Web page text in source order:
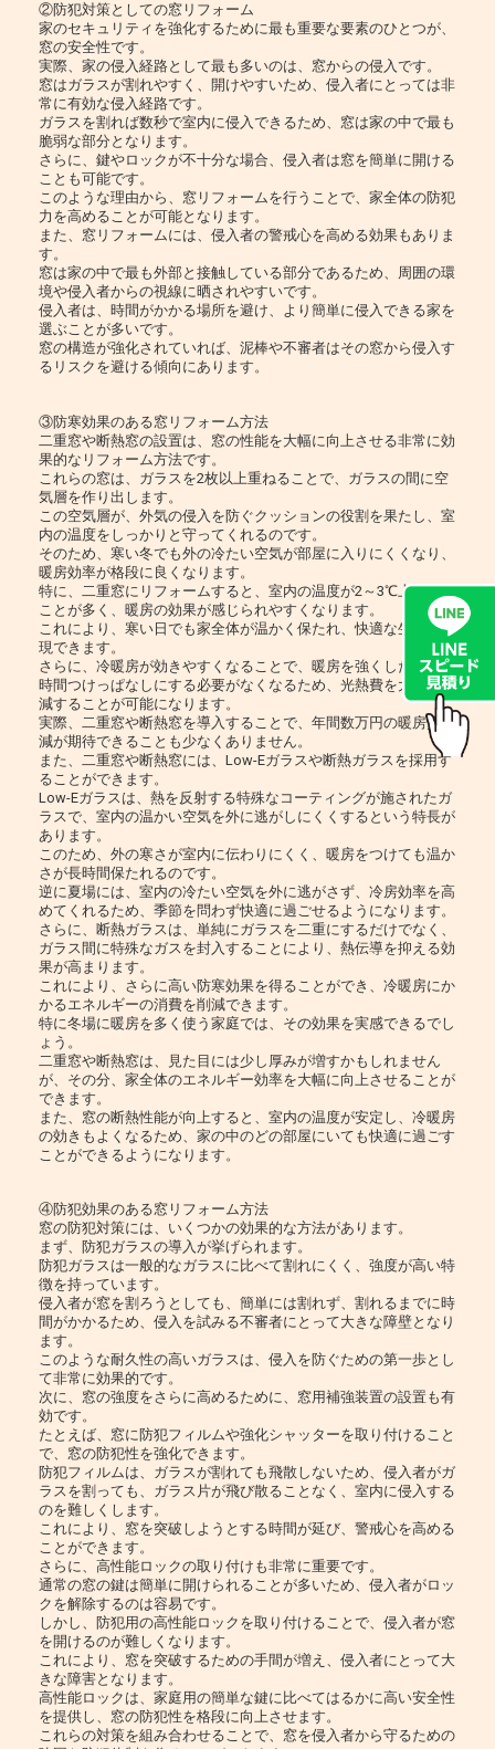
②防犯対策としての窓リフォーム
家のセキュリティを強化するために最も重要な要素のひとつが、
窓の安全性です。
実際、家の侵入経路として最も多いのは、窓からの侵入です。
窓はガラスが割れやすく、開けやすいため、侵入者にとっては非
常に有効な侵入経路です。
ガラスを割れば数秒で室内に侵入できるため、窓は家の中で最も
脆弱な部分となります。
さらに、鍵やロックが不十分な場合、侵入者は窓を簡単に開ける
ことも可能です。
このような理由から、窓リフォームを行うことで、家全体の防犯
力を高めることが可能となります。
また、窓リフォームには、侵入者の警戒心を高める効果もありま
す。
窓は家の中で最も外部と接触している部分であるため、周囲の環
境や侵入者からの視線に晒されやすいです。
侵入者は、時間がかかる場所を避け、より簡単に侵入できる家を
選ぶことが多いです。
窓の構造が強化されていれば、泥棒や不審者はその窓から侵入す
るリスクを避ける傾向にあります。
③防寒効果のある窓リフォーム方法
二重窓や断熱窓の設置は、窓の性能を大幅に向上させる非常に効
果的なリフォーム方法です。
これらの窓は、ガラスを2枚以上重ねることで、ガラスの間に空
気層を作り出します。
この空気層が、外気の侵入を防ぐクッションの役割を果たし、室
内の温度をしっかりと守ってくれるのです。
そのため、寒い冬でも外の冷たい空気が部屋に入りにくくなり、
暖房効率が格段に良くなります。
特に、二重窓にリフォームすると、室内の温度が2～3℃上昇する
ことが多く、暖房の効果が感じられやすくなります。
これにより、寒い日でも家全体が温かく保たれ、快適な生活を実
現できます。
さらに、冷暖房が効きやすくなることで、暖房を強くしたり、長
時間つけっぱなしにする必要がなくなるため、光熱費を大幅に削
減することが可能になります。
実際、二重窓や断熱窓を導入することで、年間数万円の暖房費削
減が期待できることも少なくありません。
また、二重窓や断熱窓には、Low-Eガラスや断熱ガラスを採用す
ることができます。
Low-Eガラスは、熱を反射する特殊なコーティングが施されたガ
ラスで、室内の温かい空気を外に逃がしにくくするという特長が
あります。
このため、外の寒さが室内に伝わりにくく、暖房をつけても温か
さが長時間保たれるのです。
逆に夏場には、室内の冷たい空気を外に逃がさず、冷房効率を高
めてくれるため、季節を問わず快適に過ごせるようになります。
さらに、断熱ガラスは、単純にガラスを二重にするだけでなく、
ガラス間に特殊なガスを封入することにより、熱伝導を抑える効
果が高まります。
これにより、さらに高い防寒効果を得ることができ、冷暖房にか
かるエネルギーの消費を削減できます。
特に冬場に暖房を多く使う家庭では、その効果を実感できるでし
ょう。
二重窓や断熱窓は、見た目には少し厚みが増すかもしれません
が、その分、家全体のエネルギー効率を大幅に向上させることが
できます。
また、窓の断熱性能が向上すると、室内の温度が安定し、冷暖房
の効きもよくなるため、家の中のどの部屋にいても快適に過ごす
ことができるようになります。
④防犯効果のある窓リフォーム方法
窓の防犯対策には、いくつかの効果的な方法があります。
まず、防犯ガラスの導入が挙げられます。
防犯ガラスは一般的なガラスに比べて割れにくく、強度が高い特
徴を持っています。
侵入者が窓を割ろうとしても、簡単には割れず、割れるまでに時
間がかかるため、侵入を試みる不審者にとって大きな障壁となり
ます。
このような耐久性の高いガラスは、侵入を防ぐための第一歩とし
て非常に効果的です。
次に、窓の強度をさらに高めるために、窓用補強装置の設置も有
効です。
たとえば、窓に防犯フィルムや強化シャッターを取り付けること
で、窓の防犯性を強化できます。
防犯フィルムは、ガラスが割れても飛散しないため、侵入者がガ
ラスを割っても、ガラス片が飛び散ることなく、室内に侵入する
のを難しくします。
これにより、窓を突破しようとする時間が延び、警戒心を高める
ことができます。
さらに、高性能ロックの取り付けも非常に重要です。
通常の窓の鍵は簡単に開けられることが多いため、侵入者がロッ
クを解除するのは容易です。
しかし、防犯用の高性能ロックを取り付けることで、侵入者が窓
を開けるのが難しくなります。
これにより、窓を突破するための手間が増え、侵入者にとって大
きな障害となります。
高性能ロックは、家庭用の簡単な鍵に比べてはるかに高い安全性
を提供し、窓の防犯性を格段に向上させます。
これらの対策を組み合わせることで、窓を侵入者から守るための